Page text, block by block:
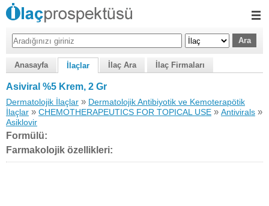
Anasayfa İlaçlar İlaç Ara İlaç Firmaları
Asiviral %5 Krem, 2 Gr
Dermatolojik İlaçlar » Dermatolojik Antibiyotik ve Kemoterapötik
İlaçlar » CHEMOTHERAPEUTICS FOR TOPICAL USE » Antivirals »
Asiklovir
Formülü:
Farmakolojik özellikleri: